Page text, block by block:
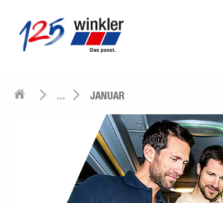
... JANUAR